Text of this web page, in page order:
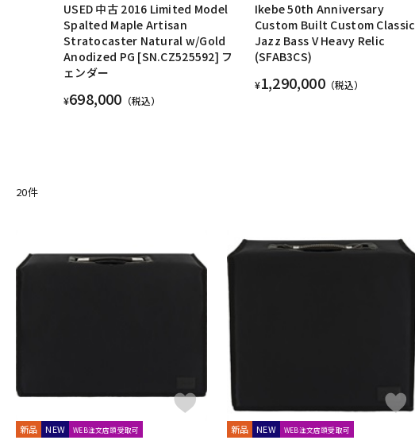
USED 中古 2016 Limited Model
Spalted Maple Artisan
Stratocaster Natural w/Gold
Anodized PG [SN.CZ525592] フ
ェンダー
¥698,000 （税込）
Ikebe 50th Anniversary
Custom Built Custom Classic
Jazz Bass V Heavy Relic
(SFAB3CS)
¥1,290,000（税込）
20件
新品 NEW WEB注文店頭受取可 新品 NEW WEB注文店頭受取可